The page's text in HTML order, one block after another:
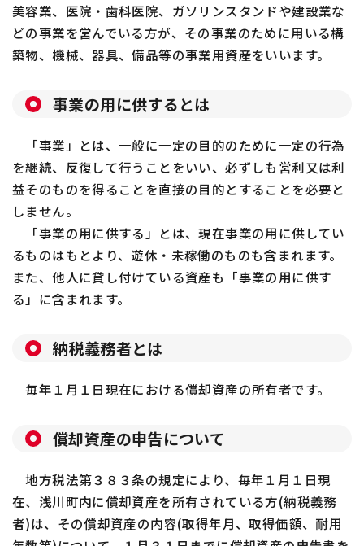
美容業、医院・歯科医院、ガソリンスタンドや建設業な
どの事業を営んでいる方が、その事業のために用いる構
築物、機械、器具、備品等の事業用資産をいいます。
事業の用に供するとは
「事業」とは、一般に一定の目的のために一定の行為
を継続、反復して行うことをいい、必ずしも営利又は利
益そのものを得ることを直接の目的とすることを必要と
しません。
「事業の用に供する」とは、現在事業の用に供してい
るものはもとより、遊休・未稼働のものも含まれます。
また、他人に貸し付けている資産も「事業の用に供す
る」に含まれます。
納税義務者とは
毎年１月１日現在における償却資産の所有者です。
償却資産の申告について
地方税法第３８３条の規定により、毎年１月１日現
在、浅川町内に償却資産を所有されている方(納税義務
者)は、その償却資産の内容(取得年月、取得価額、耐用